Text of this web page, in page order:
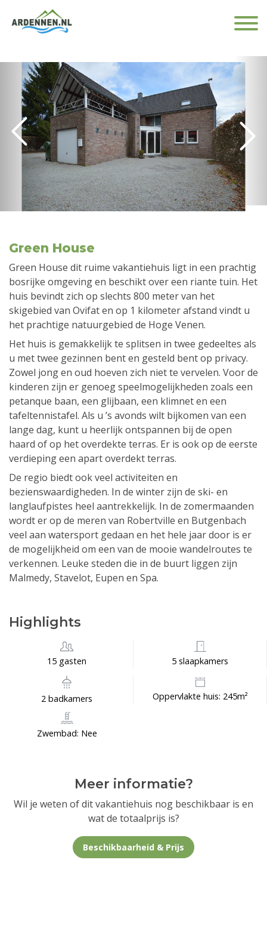
Green House
Green House dit ruime vakantiehuis ligt in een prachtig
bosrijke omgeving en beschikt over een riante tuin. Het
huis bevindt zich op slechts 800 meter van het
skigebied van Ovifat en op 1 kilometer afstand vindt u
het prachtige natuurgebied de Hoge Venen.
Het huis is gemakkelijk te splitsen in twee gedeeltes als
u met twee gezinnen bent en gesteld bent op privacy.
Zowel jong en oud hoeven zich niet te vervelen. Voor de
kinderen zijn er genoeg speelmogelijkheden zoals een
petanque baan, een glijbaan, een klimnet en een
tafeltennistafel. Als u ’s avonds wilt bijkomen van een
lange dag, kunt u heerlijk ontspannen bij de open
haard of op het overdekte terras. Er is ook op de eerste
verdieping een apart overdekt terras.
De regio biedt ook veel activiteiten en
bezienswaardigheden. In de winter zijn de ski- en
langlaufpistes heel aantrekkelijk. In de zomermaanden
wordt er op de meren van Robertville en Butgenbach
veel aan watersport gedaan en het hele jaar door is er
de mogelijkheid om een van de mooie wandelroutes te
verkennen. Leuke steden die in de buurt liggen zijn
Malmedy, Stavelot, Eupen en Spa.
Highlights
15 gasten 5 slaapkamers
2 badkamers Oppervlakte huis: 245m²
Zwembad: Nee
Meer informatie?
Wil je weten of dit vakantiehuis nog beschikbaar is en
wat de totaalprijs is?
Beschikbaarheid & Prijs